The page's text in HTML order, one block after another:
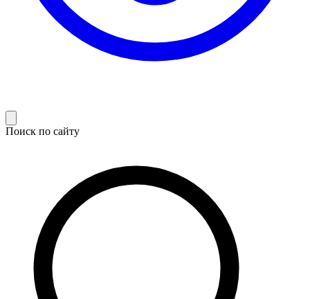
Поиск по сайту